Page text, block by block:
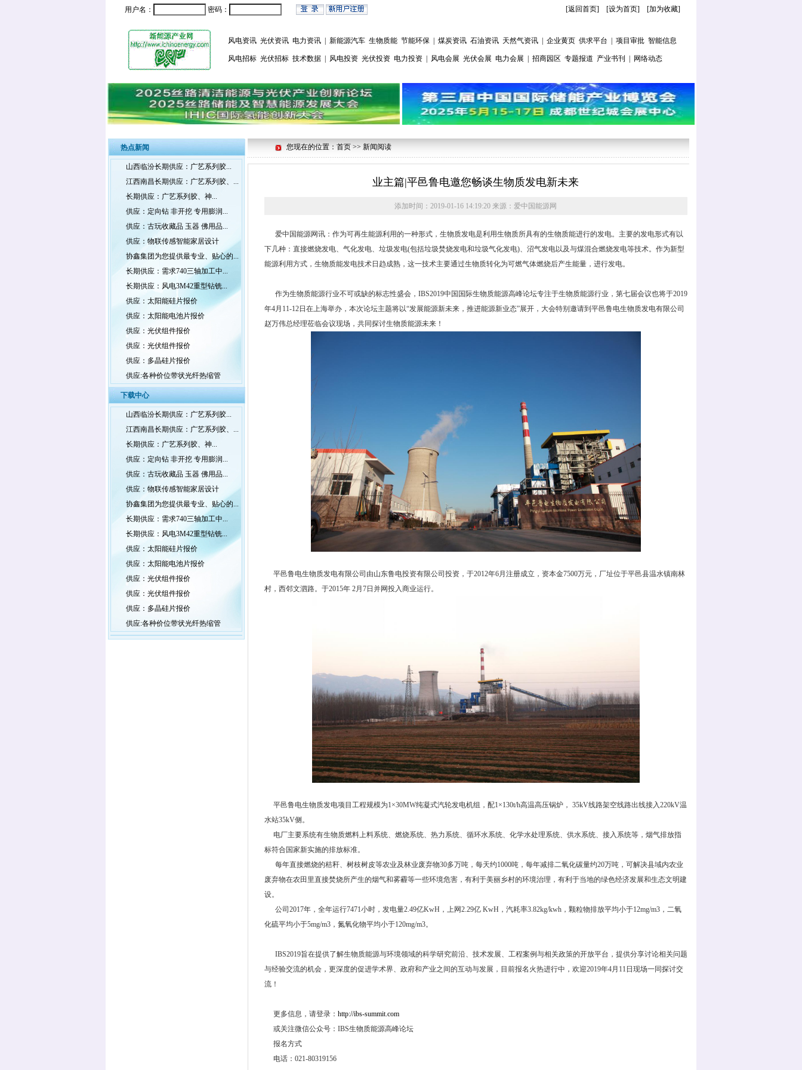
用户名： 密码： [返回首页] [设为首页] [加为收藏]
风电资讯 光伏资讯 电力资讯 新能源汽车 生物质能 节能环保 煤炭资讯 石油资讯 天然气资讯 企业黄页 供求平台 项目审批 智能信息
风电招标 光伏招标 技术数据 风电投资 光伏投资 电力投资 风电会展 光伏会展 电力会展 招商园区 专题报道 产业书刊 网络动态
热点新闻
山西临汾长期供应：广艺系列胶...
江西南昌长期供应：广艺系列胶、...
长期供应：广艺系列胶、神...
供应：定向钻 非开挖 专用膨润...
供应：古玩收藏品 玉器 佛用品...
供应：物联传感智能家居设计
协鑫集团为您提供最专业、贴心的...
长期供应：需求740三轴加工中...
长期供应：风电3M42重型钻铣...
供应：太阳能硅片报价
供应：太阳能电池片报价
供应：光伏组件报价
供应：光伏组件报价
供应：多晶硅片报价
供应:各种价位带状光纤热缩管
下载中心
山西临汾长期供应：广艺系列胶...
江西南昌长期供应：广艺系列胶、...
长期供应：广艺系列胶、神...
供应：定向钻 非开挖 专用膨润...
供应：古玩收藏品 玉器 佛用品...
供应：物联传感智能家居设计
协鑫集团为您提供最专业、贴心的...
长期供应：需求740三轴加工中...
长期供应：风电3M42重型钻铣...
供应：太阳能硅片报价
供应：太阳能电池片报价
供应：光伏组件报价
供应：光伏组件报价
供应：多晶硅片报价
供应:各种价位带状光纤热缩管
您现在的位置：首页 >> 新闻阅读
业主篇|平邑鲁电邀您畅谈生物质发电新未来
添加时间： 2019-01-16 14:19:20 来源： 爱中国能源网
爱中国能源网讯：作为可再生能源利用的一种形式，生物质发电是利用生物质所具有的生物质能进行的发电。主要的发电形式有以
下几种：直接燃烧发电、气化发电、垃圾发电(包括垃圾焚烧发电和垃圾气化发电)、沼气发电以及与煤混合燃烧发电等技术。作为新型
能源利用方式，生物质能发电技术日趋成熟，这一技术主要通过生物质转化为可燃气体燃烧后产生能量，进行发电。
作为生物质能源行业不可或缺的标志性盛会，IBS2019中国国际生物质能源高峰论坛专注于生物质能源行业，第七届会议也将于2019
年4月11-12日在上海举办，本次论坛主题将以“发展能源新未来，推进能源新业态”展开，大会特别邀请到平邑鲁电生物质发电有限公司
赵万伟总经理莅临会议现场，共同探讨生物质能源未来！
平邑鲁电生物质发电有限公司由山东鲁电投资有限公司投资，于2012年6月注册成立，资本金7500万元，厂址位于平邑县温水镇南林
村，西邻文泗路。于2015年 2月7日并网投入商业运行。
平邑鲁电生物质发电项目工程规模为1×30MW纯凝式汽轮发电机组，配1×130t/h高温高压锅炉， 35kV线路架空线路出线接入220kV温
水站35kV侧。
电厂主要系统有生物质燃料上料系统、燃烧系统、热力系统、循环水系统、化学水处理系统、供水系统、接入系统等，烟气排放指
标符合国家新实施的排放标准。
每年直接燃烧的秸秆、树枝树皮等农业及林业废弃物30多万吨，每天约1000吨，每年减排二氧化碳量约20万吨，可解决县域内农业
废弃物在农田里直接焚烧所产生的烟气和雾霾等一些环境危害，有利于美丽乡村的环境治理，有利于当地的绿色经济发展和生态文明建
设。
公司2017年，全年运行7471小时，发电量2.49亿KwH，上网2.29亿 KwH，汽耗率3.82kg/kwh，颗粒物排放平均小于12mg/m3，二氧
化硫平均小于5mg/m3，氮氧化物平均小于120mg/m3。
IBS2019旨在提供了解生物质能源与环境领域的科学研究前沿、技术发展、工程案例与相关政策的开放平台，提供分享讨论相关问题
与经验交流的机会，更深度的促进学术界、政府和产业之间的互动与发展，目前报名火热进行中，欢迎2019年4月11日现场一同探讨交
流！
更多信息，请登录： http://ibs-summit.com
或关注微信公众号：IBS生物质能源高峰论坛
报名方式
电话：021-80319156